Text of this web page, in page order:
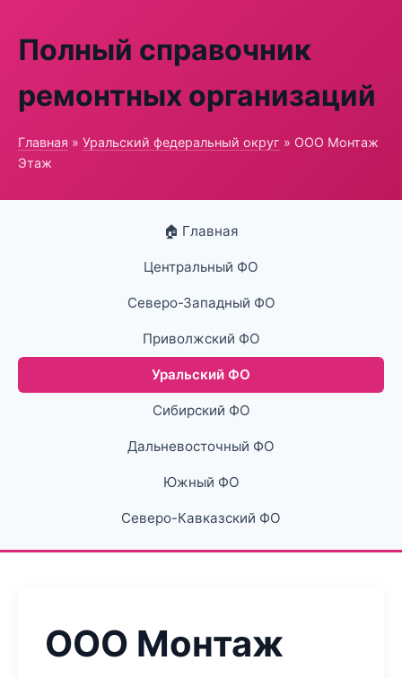
Полный справочник
ремонтных организаций
Главная » Уральский федеральный округ » ООО Монтаж
Этаж
🏠 Главная
Центральный ФО
Северо-Западный ФО
Приволжский ФО
Уральский ФО
Сибирский ФО
Дальневосточный ФО
Южный ФО
Северо-Кавказский ФО
ООО Монтаж